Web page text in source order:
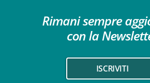
Rimani sempre
con la
ISCRIVITI